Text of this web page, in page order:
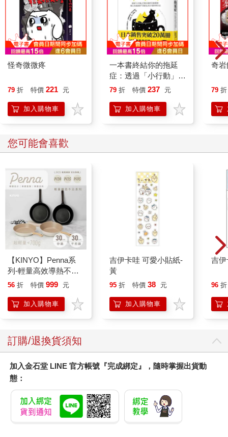
蘿麗莎和艾莉，希望她們還醒著。現在才九點半，又是星期五晚
上。但兩人要不已經睡了，要不就是出門了。蘿麗莎常和表兄弟
姊妹一起過週末，艾莉則常和「威爾默頓綠黨」在一起──自從他
們發起抗議活動，反對在河邊的草坪上蓋新的購物商場後，卡絲
碧雅的外婆就認為他們是共產主義信徒。
沒有人有回應。卡絲碧雅把手機放在一邊，嘆了一口氣。三個
月！她握住脖子上那條用繩子掛著的小黏土魚墜子。蘿麗莎和艾
她們友誼的七週年。這已經占了她大半輩子了！三個月。她要不
要在日曆上數日子呢？不要，那只會提醒她還有多少日子要熬。
也許她應該把東西都留在行李箱裡，這樣感覺就像他們很快就能
己，除非你想表現得像來自緬因州的鄉巴佬，穿著皺巴巴的T恤在
布魯克林的路上晃。她只能希望這裡的人不要像她和艾莉對待來
窗臺下有個很大的抽屜櫃，也許她該把東西收進那裡。櫃子其實
很漂亮。上面當然也布滿花朵圖案。但這些花看起來就像是有人
親手繪製的—有人費盡心思描繪真實的花朵—即使卡絲碧雅不知
道那些是什麼花。除了河邊生長的毒藤蔓，她從來沒有太注意過
植物。
她用手指撫摸著那些彩繪的花朵和葉子。她能感覺得到筆觸。是
的，真的是有人手繪的。
最上層的抽屜需要用力拉才能打開。不過這一點她不陌生，外婆
的舊梳妝臺也是這樣。啊，還真是意外驚喜！抽屜裡竟然襯著褪
色的花紙。卡絲碧雅把T恤和內衣放進去遮住了圖案，第二層抽屜
放她的褲子和襪子，還有她帶來的所有毛衣，因為她已習慣了緬
因州的冷天氣。這裡會一直這麼熱嗎？這麼熱的天氣，誰有辦法
做事啊？
最下層的抽屜更難拉開。卡絲碧雅正打算放棄的時候，它終於動
她拉開抽屜時，讓信件從抽屜深處滑了出來。
信……感覺和壁紙一樣過時。她有一位姨婆曾用信封寄來生日賀
卡，但卡絲碧雅不記得自己有開過，或甚至摸過任何其他信件。
那疊信封又長又窄，是淡綠色的亞麻紙，被一條深綠色的天鵝絨
卡絲碧雅從抽屜裡拿出那一捆信。這些信看起來曾被某個人珍惜
著。也許是曾住在這裡的老太太。最好還是告訴房東太太這件
事。不過，這些信看起來很誘人，彷彿在低聲召喚：「卡絲碧
怪奇微微疼
79 折 特價 221 元
加入購物車
一本書終結你的拖延
症：透過「小行動」打
開大腦的行動開關，懶
的37個科學方法
79 折 特價 237 元
加入購物車
奇
79 折
您可能會喜歡
【KINYO】Penna系
列-輕量高效導熱不沾
平煎鍋30cm
56 折 特價 999 元
加入購物車
吉伊卡哇 可愛小貼紙-
黃
95 折 特價 38 元
加入購物車
吉
96 折
訂購/退換貨須知
加入金石堂 LINE 官方帳號『完成綁定』，隨時掌握出貨動
態：